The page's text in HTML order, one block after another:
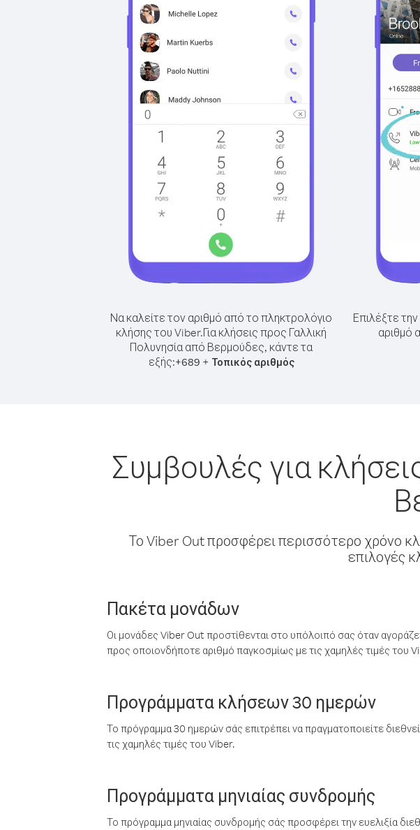
Να καλείτε τον αριθμό από το πληκτρολόγιο
κλήσης του Viber.Για κλήσεις προς Γαλλική
Πολυνησία από Βερμούδες, κάντε τα
εξής:+689 + Τοπικός αριθμός
Επιλέξτε
αριθμό
Συμβουλές για
Το Viber Out προσφέρει περισσότερο χρόνο
επιλογές
Πακέτα μονάδων
Οι μονάδες Viber Out προστίθενται στο υπόλοιπό σας όταν
προς οποιονδήποτε αριθμό παγκοσμίως με τις χαμηλές τιμές του
Προγράμματα κλήσεων 30 ημερών
Το πρόγραμμα 30 ημερών σάς επιτρέπει να πραγματοποιείτε
τις χαμηλές τιμές του Viber.
Προγράμματα μηνιαίας συνδρομής
Το πρόγραμμα μηνιαίας συνδρομής σάς προσφέρει την ευελιξία